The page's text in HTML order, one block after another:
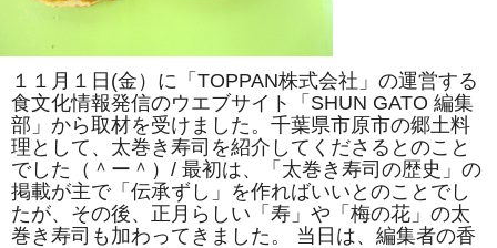
司
体
験
教
室」
で
「NHK
ワ
ー
ル
ド」
１１月１日(金）に「TOPPAN株式会社」の運営する
食文化情報発信のウエブサイト「SHUN GATO 編集
部」から取材を受けました。千葉県市原市の郷土料
理として、太巻き寿司を紹介してくださるとのこと
でした（＾ー＾）/ 最初は、「太巻き寿司の歴史」の
掲載が主で「伝承ずし」を作ればいいとのことでし
たが、その後、正月らしい「寿」や「梅の花」の太
巻き寿司も加わってきました。 当日は、編集者の香